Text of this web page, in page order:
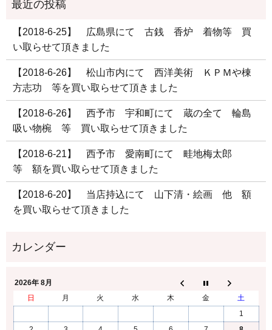
【2018-6-25】 広島県にて 古銭 香炉 着物等 買
い取らせて頂きました
【2018-6-26】 松山市内にて 西洋美術 ＫＰＭや棟
方志功 等を買い取らせて頂きました
【2018-6-26】 西予市 宇和町にて 蔵の全て 輪島
吸い物椀 等 買い取らせて頂きました
【2018-6-21】 西予市 愛南町にて 畦地梅太郎
等 額を買い取らせて頂きました
【2018-6-20】 当店持込にて 山下清・絵画 他 額
を買い取らせて頂きました
2026年 8月
日
月 火 水 木 金
土
1